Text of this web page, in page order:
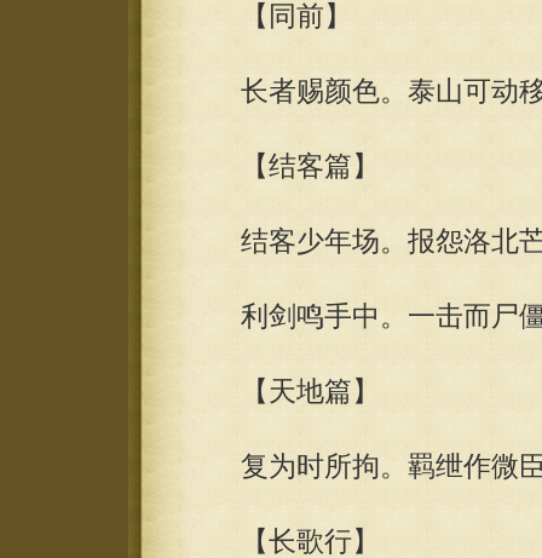
【同前】
长者赐颜色。泰山可动
【结客篇】
结客少年场。报怨洛北
利剑鸣手中。一击而尸
【天地篇】
复为时所拘。羁绁作微
【长歌行】